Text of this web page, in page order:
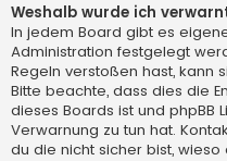
Weshalb wurde ich
In jedem Board gibt es
Administration festgelegt
Regeln verstoßen hast, kann
Bitte beachte, dass dies die
dieses Boards ist und phpBB
Verwarnung zu tun hat.
du die nicht sicher bist,